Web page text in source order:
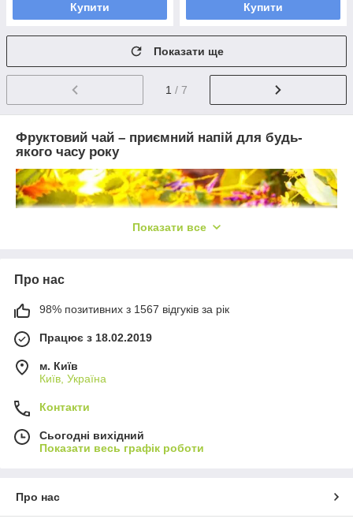
Купити Купити
Показати ще
1 / 7
Фруктовий чай – приємний напій для будь-
якого часу року
Якщо традиційні міцні чаї багато п'ють винятково взимку, то
чай каркаде з фруктовими добавками є незамінним напоєм
на протязі всього року. Фруктові чаї відрізняє:
досить солодкий смак,
легкий аромат,
величезна різноманітність букетів,
Показати все
Про нас
98% позитивних з 1567 відгуків за рік
Працює з 18.02.2019
м. Київ
Київ, Україна
Контакти
Сьогодні вихідний
Показати весь графік роботи
Про нас